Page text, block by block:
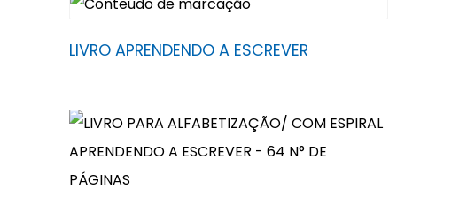
LIVRO APRENDENDO A ESCREVER